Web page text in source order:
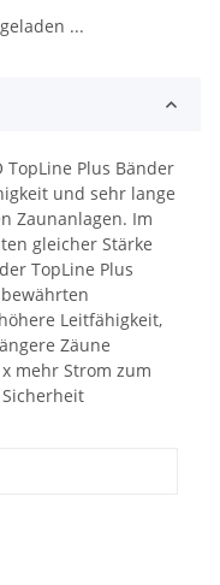
...
TopLine Plus Bänder
und sehr lange
Zaunanlagen. Im
gleicher Stärke
TopLine Plus
Leitfähigkeit,
Zäune
mehr Strom zum